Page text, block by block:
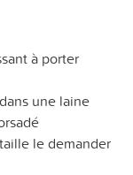
à porter
une laine
le demander